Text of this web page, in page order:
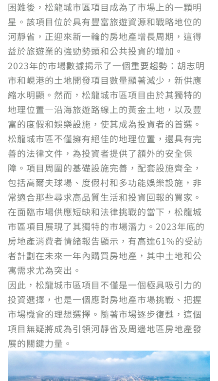
困難後，松龍城市區項目成為了市場上的一顆明
星。該項目位於具有豐富旅遊資源和戰略地位的
河靜省，正迎來新一輪的房地產增長周期，這得
益於旅遊業的強勁勢頭和公共投資的增加。
2023年的市場數據揭示了一個重要趨勢：胡志明
市和峴港的土地開發項目數量顯著減少，新供應
縮水明顯。然而，松龍城市區項目由於其獨特的
地理位置—沿海旅遊路線上的黃金土地，以及豐
富的度假和娛樂設施，使其成為投資者的首選。
松龍城市區不僅擁有絕佳的地理位置，還具有完
善的法律文件，為投資者提供了額外的安全保
障。項目周圍的基礎設施完善，配套設施齊全，
包括高爾夫球場、度假村和多功能娛樂設施，非
常適合那些尋求高品質生活和投資回報的買家。
在面臨市場供應短缺和法律挑戰的當下，松龍城
市區項目展現了其獨特的市場潛力。2023年底的
房地產消費者情緒報告顯示，有高達61%的受訪
者計劃在未來一年內購買房地產，其中土地和公
寓需求尤為突出。
因此，松龍城市區項目不僅是一個極具吸引力的
投資選擇，也是一個應對房地產市場挑戰、把握
市場機會的理想選擇。隨著市場逐步復甦，這個
項目無疑將成為引領河靜省及周邊地區房地產發
展的關鍵力量。